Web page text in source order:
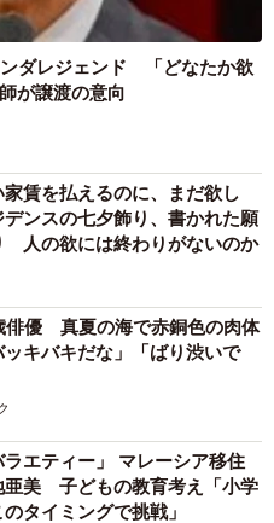
ダレジェンド 「どなたか欲
が譲渡の意向
家賃を払えるのに、まだ欲し
ンスの七夕飾り、書かれた願
人の欲には終わりがないのか
俳優 真夏の海で赤銅色の肉体
キバキだな」「ばり渋いで
ラエティー」 マレーシア移住
亜美 子どもの教育考え「小学
タイミングで挑戦」